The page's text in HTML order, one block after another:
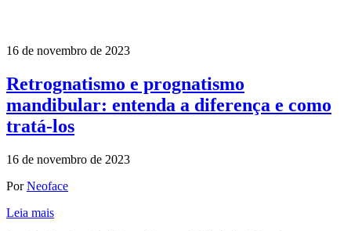
16 de novembro de 2023
Retrognatismo e prognatismo
mandibular: entenda a diferença e como
tratá-los
16 de novembro de 2023
PorNeoface
Leia mais